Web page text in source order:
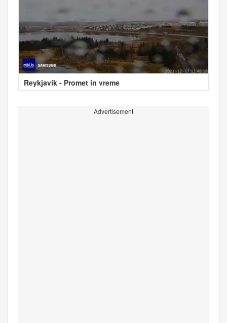
Reykjavík - Promet in vreme
Advertisement